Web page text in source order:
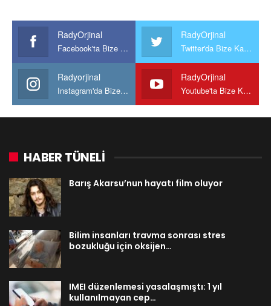
RadyOrjinal
Facebook'ta Bize Katılın
RadyOrjinal
Twitter'da Bize Katılın
Radyorjinal
Instagram'da Bize katılın
RadyOrjinal
Youtube'ta Bize Katılın
HABER TÜNELİ
Barış Akarsu’nun hayatı film oluyor
Bilim insanları travma sonrası stres
bozukluğu için oksijen…
IMEI düzenlemesi yasalaşmıştı: 1 yıl
kullanılmayan cep…